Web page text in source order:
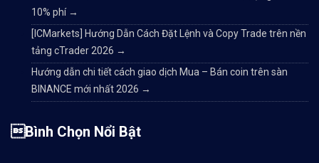
10% phí →
[ICMarkets] Hướng Dẫn Cách Đặt Lệnh và Copy Trade trên nền
tảng cTrader 2026 →
Hướng dẫn chi tiết cách giao dịch Mua – Bán coin trên sàn
BINANCE mới nhất 2026 →
Bình Chọn Nổi Bật